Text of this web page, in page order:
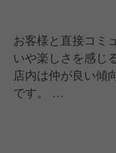
お客様と直接コミ
いや楽しさを感じ
店内は仲が良い傾
です。